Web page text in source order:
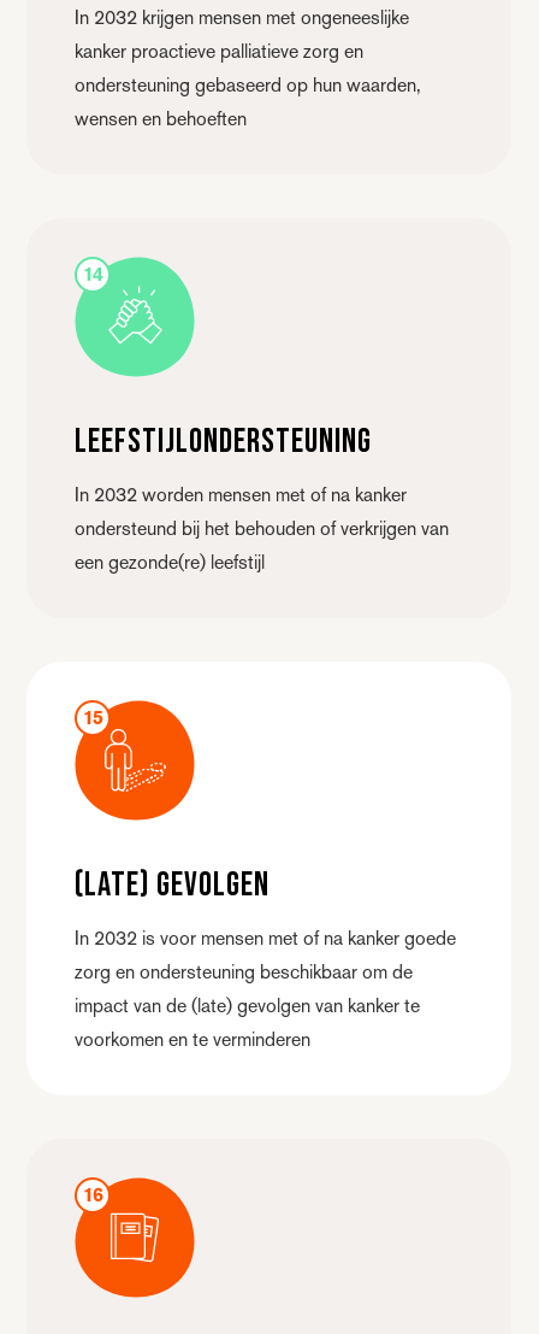
In 2032 krijgen mensen met ongeneeslijke
kanker proactieve palliatieve zorg en
ondersteuning gebaseerd op hun waarden,
wensen en behoeften
14
Leefstijl­ondersteuning
In 2032 worden mensen met of na kanker
ondersteund bij het behouden of verkrijgen van
een gezonde(re) leefstijl
15
(Late) gevolgen
In 2032 is voor mensen met of na kanker goede
zorg en ondersteuning beschikbaar om de
impact van de (late) gevolgen van kanker te
voorkomen en te verminderen
16